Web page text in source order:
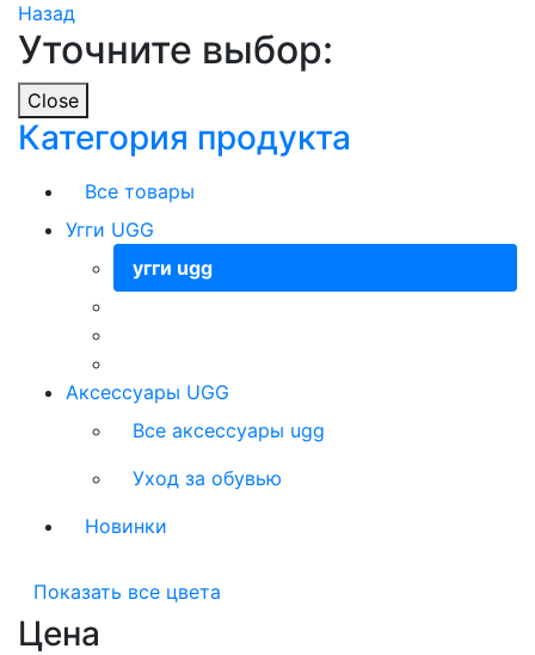
Назад
Уточните выбор:
Close
Категория продукта
Все товары
Угги UGG
угги ugg
Аксессуары UGG
Все аксессуары ugg
Уход за обувью
Новинки
Показать все цвета
Цена